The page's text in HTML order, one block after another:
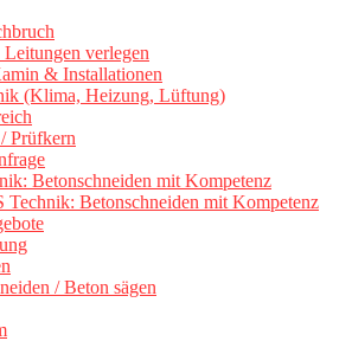
verlegen
& Installationen
(Klima, Heizung, Lüftung)
Prüfkern
Betonschneiden mit Kompetenz
Technik: Betonschneiden mit Kompetenz
/ Beton sägen